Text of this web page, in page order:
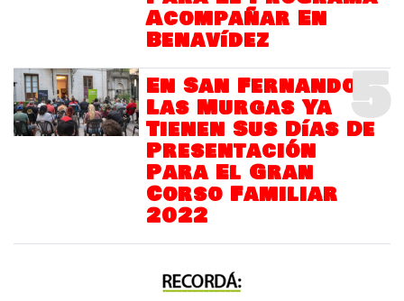
Acompañar En
Benavídez
5
En San Fernando
Las Murgas Ya
Tienen Sus Días De
Presentación
Para El Gran
Corso Familiar
2022